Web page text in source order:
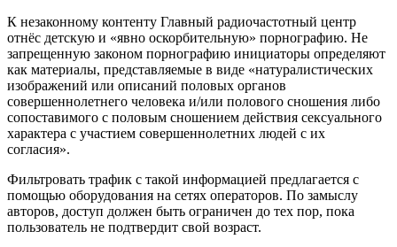
К незаконному контенту Главный радиочастотный центр
отнёс детскую и «явно оскорбительную» порнографию. Не
запрещенную законом порнографию инициаторы определяют
как материалы, представляемые в виде «натуралистических
изображений или описаний половых органов
совершеннолетнего человека и/или полового сношения либо
сопоставимого с половым сношением действия сексуального
характера с участием совершеннолетних людей с их
согласия».
Фильтровать трафик с такой информацией предлагается с
помощью оборудования на сетях операторов. По замыслу
авторов, доступ должен быть ограничен до тех пор, пока
пользователь не подтвердит свой возраст.